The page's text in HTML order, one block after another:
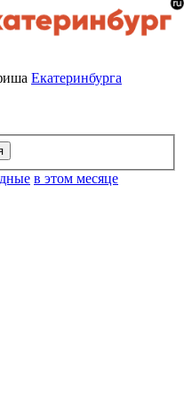
Екатеринбурга
в этом месяце